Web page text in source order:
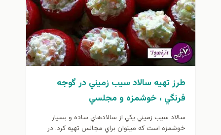
طرز تهيه سالاد سيب زميني در گوجه
فرنگي ، خوشمزه و مجلسي
سالاد سيب زميني يكي از سالادهاي ساده و بسيار
خوشمزه است كه ميتوان براي مجالس تهيه كرد. در